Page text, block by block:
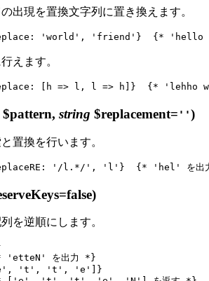
出現を置換文字列に置き換えます。
えます。
$pattern, string $replacement= '')
置換を行います。
を逆順にします。
を出力 *}
'e', 't', 't', 'e']}